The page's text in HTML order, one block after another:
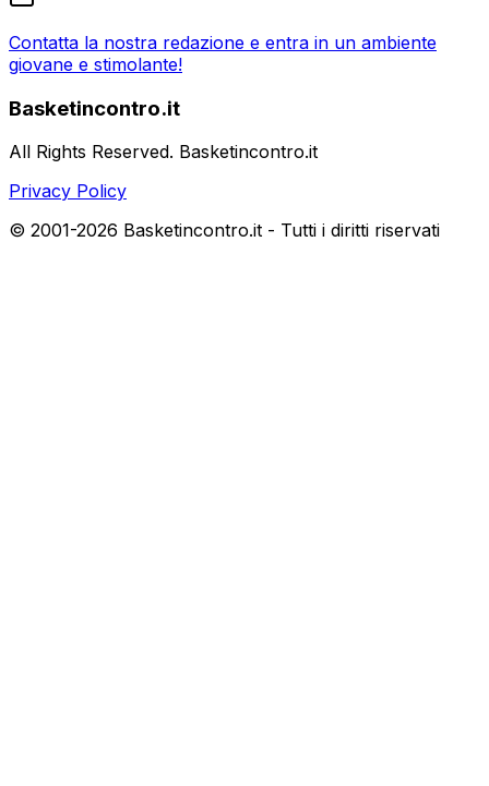
Contatta la nostra redazione e entra in un ambiente
giovane e stimolante!
Basketincontro.it
All Rights Reserved. Basketincontro.it
Privacy Policy
© 2001-2026 Basketincontro.it - Tutti i diritti riservati